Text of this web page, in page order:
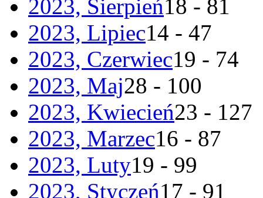
2023, Sierpień18 - 81
2023, Lipiec14 - 47
2023, Czerwiec19 - 74
2023, Maj28 - 100
2023, Kwiecień23 - 127
2023, Marzec16 - 87
2023, Luty19 - 99
2023, Styczeń17 - 91